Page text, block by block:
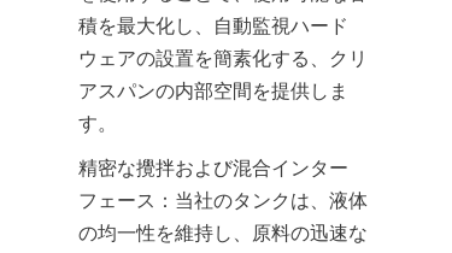
積を最大化し、自動監視ハード
ウェアの設置を簡素化する、クリ
アスパンの内部空間を提供しま
す。
精密な攪拌および混合インター
フェース：当社のタンクは、液体
の均一性を維持し、原料の迅速な